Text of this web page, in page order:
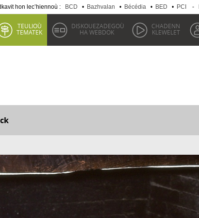
hon lec’hiennoù : BCD • Bazhvalan • Bécédia • BED • PCI -
TEULIOÙ
TEMATEK
DISKOUEZADEGOÙ
HA WEBDOK
CHADENN
KLEWELET